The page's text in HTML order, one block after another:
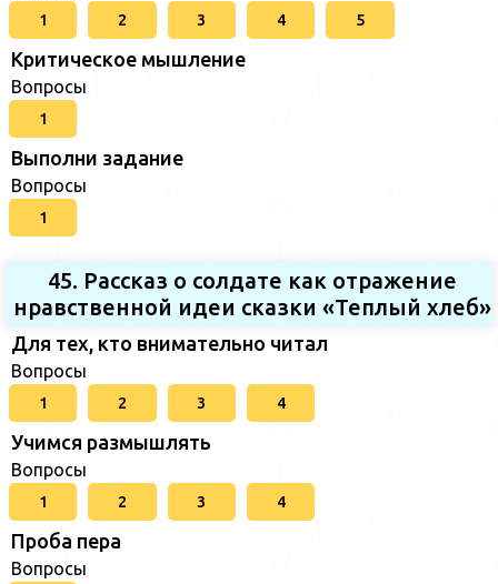
1 2 3 4 5
Критическое мышление
Вопросы
1
Выполни задание
Вопросы
1
45. Рассказ о солдате как отражение
нравственной идеи сказки «Теплый хлеб»
Для тех, кто внимательно читал
Вопросы
1 2 3 4
Учимся размышлять
Вопросы
1 2 3 4
Проба пера
Вопросы